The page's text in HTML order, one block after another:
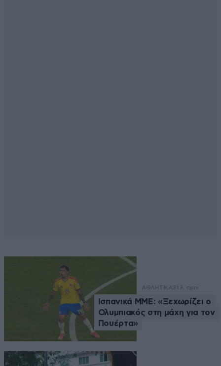
ΑΘΛΗΤΙΚΑ31 λ. πριν
Ισπανικά ΜΜΕ: «Ξεχωρίζει ο
Ολυμπιακός στη μάχη για τον
Πουέρτα»